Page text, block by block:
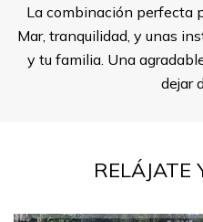
La combinación perfecta
Mar, tranquilidad, y unas
y tu familia. Una
dejar
RELÁJATE